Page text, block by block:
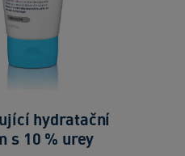
hydratační
s 10 % urey